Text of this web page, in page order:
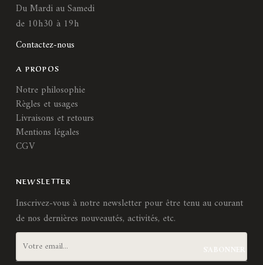
Du Mardi au Samedi
de 10h30 à 19h
Contactez-nous
A PROPOS
Notre philosophie
Règles et usages
Livraisons et retours
Mentions légales
CGV
NEWSLETTER
Inscrivez-vous à notre newsletter pour être tenu au courant
de nos dernières nouveautés, activités, etc.